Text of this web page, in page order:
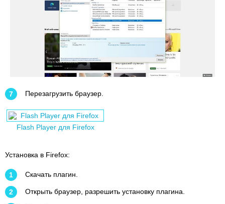
Перезагрузить браузер.
Flash Player для Firefox
Установка в Firefox:
Скачать плагин.
Открыть браузер, разрешить установку плагина.